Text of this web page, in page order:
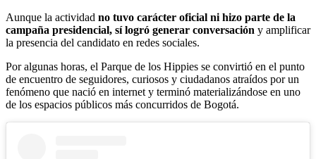
Aunque la actividad no tuvo carácter oficial ni hizo parte de la
campaña presidencial, sí logró generar conversación y amplificar
la presencia del candidato en redes sociales.
Por algunas horas, el Parque de los Hippies se convirtió en el punto
de encuentro de seguidores, curiosos y ciudadanos atraídos por un
fenómeno que nació en internet y terminó materializándose en uno
de los espacios públicos más concurridos de Bogotá.